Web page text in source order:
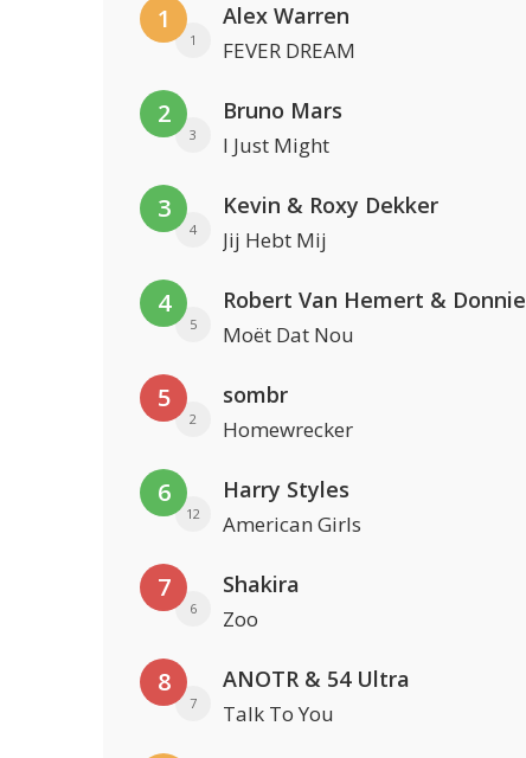
1
1
Alex Warren
FEVER DREAM
2
3
Bruno Mars
I Just Might
3
4
Kevin & Roxy Dekker
Jij Hebt Mij
4
5
Robert Van Hemert & Donnie
Moët Dat Nou
5
2
sombr
Homewrecker
6
12
Harry Styles
American Girls
7
6
Shakira
Zoo
8
7
ANOTR & 54 Ultra
Talk To You